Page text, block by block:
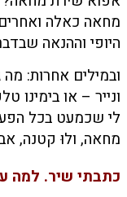
מחאה כאלה
היופי וההנאה
ובמילים אחרות:
ונייר – או בימינו
לי שכמעט בכל
מחאה, ולוּ קטנה,
כתבתי שיר. למה